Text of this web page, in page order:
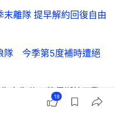
離隊 提早解約回復自由
隊 今季第5度補時遭絕
守失分 蘇保斯拉爾警
18